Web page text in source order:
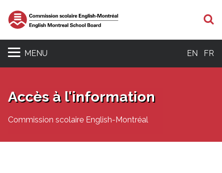
MENU EN FR
Accès à l'information
Commission scolaire English-Montréal